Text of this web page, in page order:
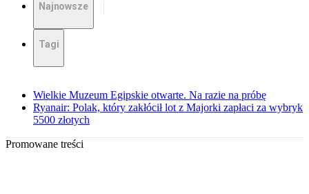
Najnowsze
Tagi
Wielkie Muzeum Egipskie otwarte. Na razie na próbę
Ryanair: Polak, który zakłócił lot z Majorki zapłaci za wybryk
5500 złotych
Promowane treści